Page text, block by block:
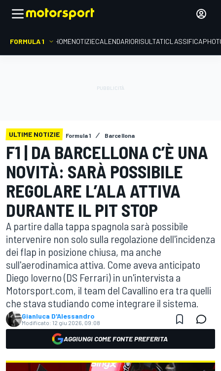
FORMULA 1 HOMENOTIZIECALENDARIORISULTATICLASSIFICA
ULTIME NOTIZIE Formula 1 Barcellona
F1 | DA BARCELLONA C’È UNA
NOVITÀ: SARÀ POSSIBILE
REGOLARE L’ALA ATTIVA
DURANTE IL PIT STOP
A partire dalla tappa spagnola sarà possibile
intervenire non solo sulla regolazione dell'incidenza
dei flap in posizione chiusa, ma anche
sull'aerodinamica attiva. Come aveva anticipato
Diego Ioverno (DS Ferrari) in un'intervista a
Motorsport.com, il team del Cavallino era tra quelli
che stava studiando come integrare il sistema.
Gianluca D'Alessandro
Modificato: 12 giu 2026, 09:08
AGGIUNGI COME FONTE PREFERITA